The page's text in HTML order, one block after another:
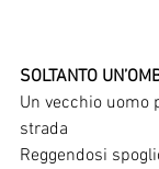
SOLTANTO
Un vecchio uomo
strada
Reggendosi